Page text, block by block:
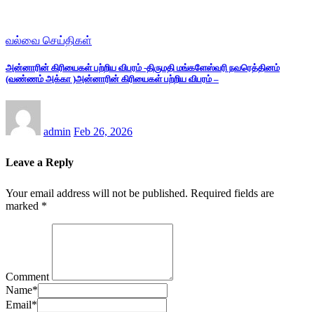
வல்வை செய்திகள்
அன்னாரின் கிரியைகள் பற்றிய விபரம் -திருமதி மங்களேஸ்வரி நவரெத்தினம்
(வண்ணம் அக்கா )அன்னாரின் கிரியைகள் பற்றிய விபரம் –
admin Feb 26, 2026
Leave a Reply
Your email address will not be published. Required fields are
marked *
Comment
Name*
Email*